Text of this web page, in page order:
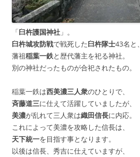
「臼杵護国神社 」。
臼杵城攻防戦で戦死した臼杵隊士43名と、
藩祖稲葉一鉄と歴代藩主を祀る神社。
別の神社だったものが合祀されたもの。
稲葉一鉄は西美濃三人衆のひとりで、
斉藤道三に仕えて活躍していましたが、
美濃が乱れて三人衆は織田信長に内応。
これによって美濃を攻略した信長は、
天下統一を目指す事となります。
以後は信長、秀吉に仕えていますが、